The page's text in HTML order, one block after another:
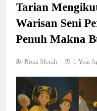
Tarian
Warisan Seni
Penuh Makna
Rona Merah 1 Year